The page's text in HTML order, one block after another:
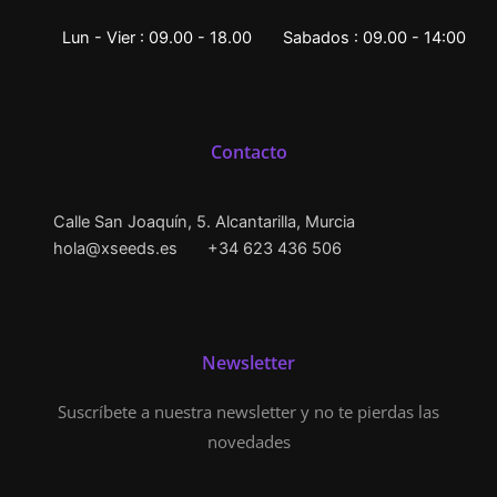
Lun - Vier : 09.00 - 18.00 Sabados : 09.00 - 14:00
Contacto
Calle San Joaquín, 5. Alcantarilla, Murcia
hola@xseeds.es
+34 623 436 506
Newsletter
Suscríbete a nuestra newsletter y no te pierdas las
novedades